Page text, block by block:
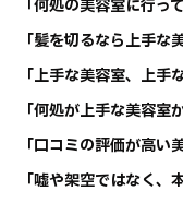
「何処の美容室に行っ
「髪を切るなら上手な
「上手な美容室、上手
「何処が上手な美容室
「口コミの評価が高い
「嘘や架空ではなく